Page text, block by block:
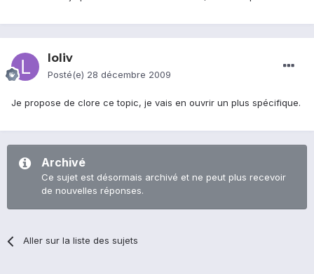
loliv
Posté(e) 28 décembre 2009
Je propose de clore ce topic, je vais en ouvrir un plus spécifique.
Archivé
Ce sujet est désormais archivé et ne peut plus recevoir
de nouvelles réponses.
Aller sur la liste des sujets